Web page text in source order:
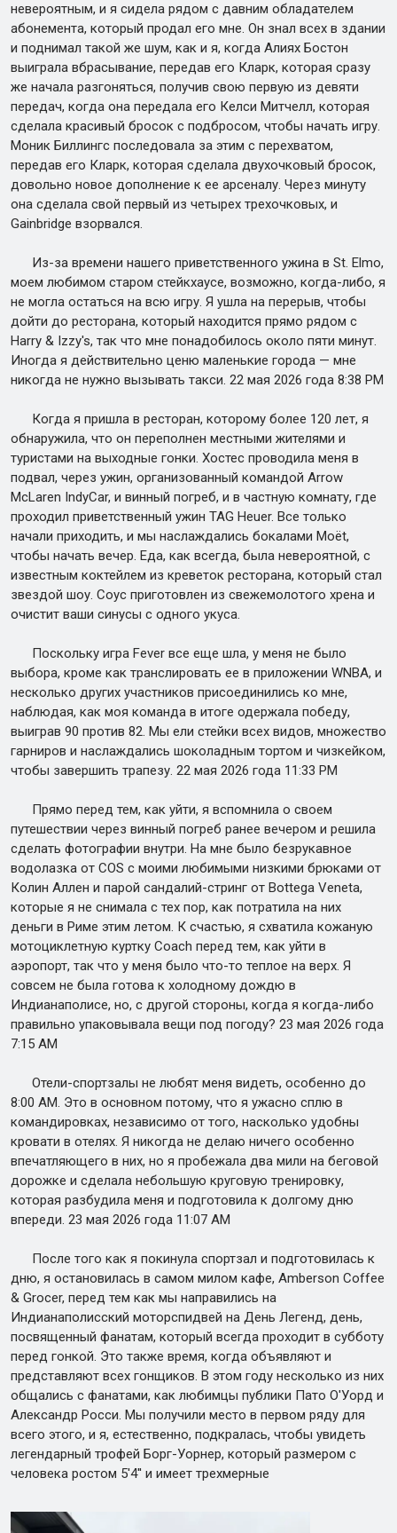
невероятным, и я сидела рядом с давним обладателем
абонемента, который продал его мне. Он знал всех в здании
и поднимал такой же шум, как и я, когда Алиях Бостон
выиграла вбрасывание, передав его Кларк, которая сразу
же начала разгоняться, получив свою первую из девяти
передач, когда она передала его Келси Митчелл, которая
сделала красивый бросок с подбросом, чтобы начать игру.
Моник Биллингс последовала за этим с перехватом,
передав его Кларк, которая сделала двухочковый бросок,
довольно новое дополнение к ее арсеналу. Через минуту
она сделала свой первый из четырех трехочковых, и
Gainbridge взорвался.
Из-за времени нашего приветственного ужина в St. Elmo,
моем любимом старом стейкхаусе, возможно, когда-либо, я
не могла остаться на всю игру. Я ушла на перерыв, чтобы
дойти до ресторана, который находится прямо рядом с
Harry & Izzy's, так что мне понадобилось около пяти минут.
Иногда я действительно ценю маленькие города — мне
никогда не нужно вызывать такси. 22 мая 2026 года 8:38 PM
Когда я пришла в ресторан, которому более 120 лет, я
обнаружила, что он переполнен местными жителями и
туристами на выходные гонки. Хостес проводила меня в
подвал, через ужин, организованный командой Arrow
McLaren IndyCar, и винный погреб, и в частную комнату, где
проходил приветственный ужин TAG Heuer. Все только
начали приходить, и мы наслаждались бокалами Moët,
чтобы начать вечер. Еда, как всегда, была невероятной, с
известным коктейлем из креветок ресторана, который стал
звездой шоу. Соус приготовлен из свежемолотого хрена и
очистит ваши синусы с одного укуса.
Поскольку игра Fever все еще шла, у меня не было
выбора, кроме как транслировать ее в приложении WNBA, и
несколько других участников присоединились ко мне,
наблюдая, как моя команда в итоге одержала победу,
выиграв 90 против 82. Мы ели стейки всех видов, множество
гарниров и наслаждались шоколадным тортом и чизкейком,
чтобы завершить трапезу. 22 мая 2026 года 11:33 PM
Прямо перед тем, как уйти, я вспомнила о своем
путешествии через винный погреб ранее вечером и решила
сделать фотографии внутри. На мне было безрукавное
водолазка от COS с моими любимыми низкими брюками от
Колин Аллен и парой сандалий-стринг от Bottega Veneta,
которые я не снимала с тех пор, как потратила на них
деньги в Риме этим летом. К счастью, я схватила кожаную
мотоциклетную куртку Coach перед тем, как уйти в
аэропорт, так что у меня было что-то теплое на верх. Я
совсем не была готова к холодному дождю в
Индианаполисе, но, с другой стороны, когда я когда-либо
правильно упаковывала вещи под погоду? 23 мая 2026 года
7:15 AM
Отели-спортзалы не любят меня видеть, особенно до
8:00 AM. Это в основном потому, что я ужасно сплю в
командировках, независимо от того, насколько удобны
кровати в отелях. Я никогда не делаю ничего особенно
впечатляющего в них, но я пробежала два мили на беговой
дорожке и сделала небольшую круговую тренировку,
которая разбудила меня и подготовила к долгому дню
впереди. 23 мая 2026 года 11:07 AM
После того как я покинула спортзал и подготовилась к
дню, я остановилась в самом милом кафе, Amberson Coffee
& Grocer, перед тем как мы направились на
Индианаполисский моторспидвей на День Легенд, день,
посвященный фанатам, который всегда проходит в субботу
перед гонкой. Это также время, когда объявляют и
представляют всех гонщиков. В этом году несколько из них
общались с фанатами, как любимцы публики Пато О'Уорд и
Александр Росси. Мы получили место в первом ряду для
всего этого, и я, естественно, подкралась, чтобы увидеть
легендарный трофей Борг-Уорнер, который размером с
человека ростом 5'4'' и имеет трехмерные